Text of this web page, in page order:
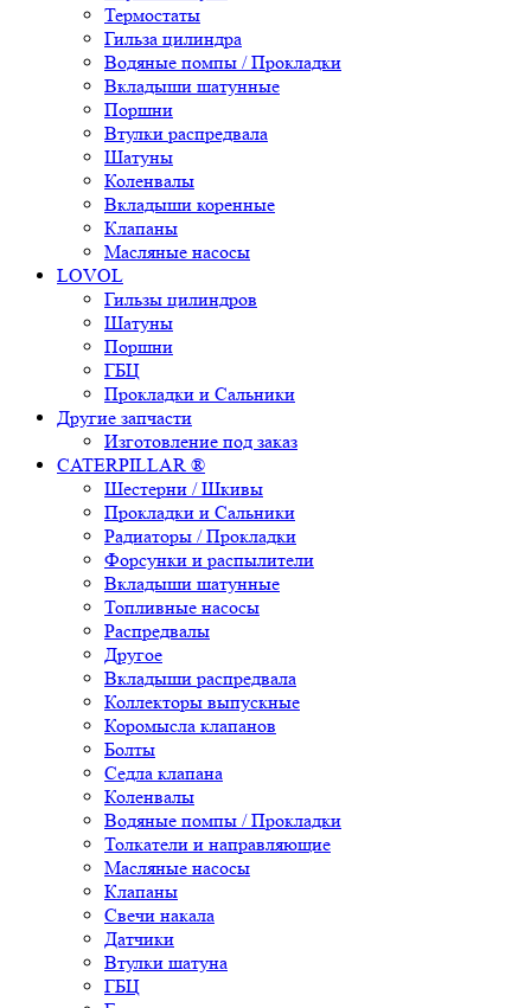
Термостаты
Гильза цилиндра
Водяные помпы / Прокладки
Вкладыши шатунные
Поршни
Втулки распредвала
Шатуны
Коленвалы
Вкладыши коренные
Клапаны
Масляные насосы
LOVOL
Гильзы цилиндров
Шатуны
Поршни
ГБЦ
Прокладки и Сальники
Другие запчасти
Изготовление под заказ
CATERPILLAR ®
Шестерни / Шкивы
Прокладки и Сальники
Радиаторы / Прокладки
Форсунки и распылители
Вкладыши шатунные
Топливные насосы
Распредвалы
Другое
Вкладыши распредвала
Коллекторы выпускные
Коромысла клапанов
Болты
Седла клапана
Коленвалы
Водяные помпы / Прокладки
Толкатели и направляющие
Масляные насосы
Клапаны
Свечи накала
Датчики
Втулки шатуна
ГБЦ